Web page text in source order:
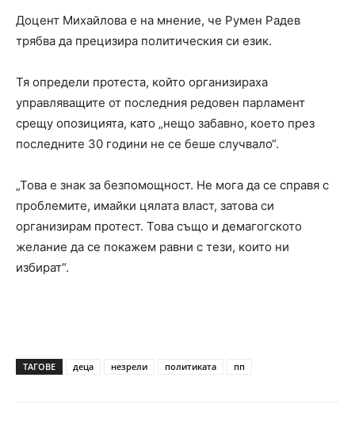
Доцент Михайлова е на мнение, че Румен Радев
трябва да прецизира политическия си език.
Тя определи протеста, който организираха
управляващите от последния редовен парламент
срещу опозицията, като „нещо забавно, което през
последните 30 години не се беше случвало“.
„Това е знак за безпомощност. Не мога да се справя с
проблемите, имайки цялата власт, затова си
организирам протест. Това също и демагогското
желание да се покажем равни с тези, които ни
избират“.
ТАГОВЕ деца незрели политиката пп